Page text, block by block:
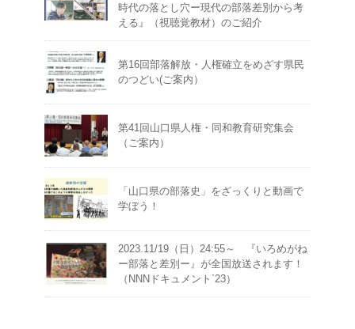
時代の落とし穴ー現代の部落差別から考
える』（視聴覚教材）のご紹介
第16回部落解放・人権確立をめざす県民
のつどい(ご案内）
第41回山口県人権・同和教育研究集会
（ご案内）
「山口県の部落史」をざっくりと動画で
学ぼう！
2023.11/19（日）24:55～ 『いろめがね
ー部落と差別ー』が全国放送されます！
（NNNドキュメント`23）